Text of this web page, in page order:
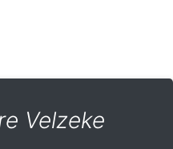
Velzeke